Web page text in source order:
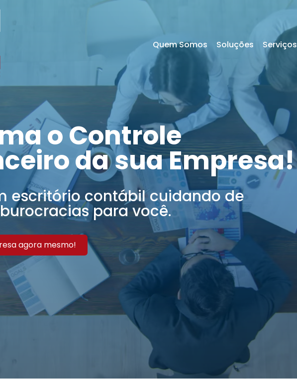
Quem Somos Soluções Serviços
o Controle
da sua Empresa!
escritório contábil cuidando de
para você.
agora mesmo!